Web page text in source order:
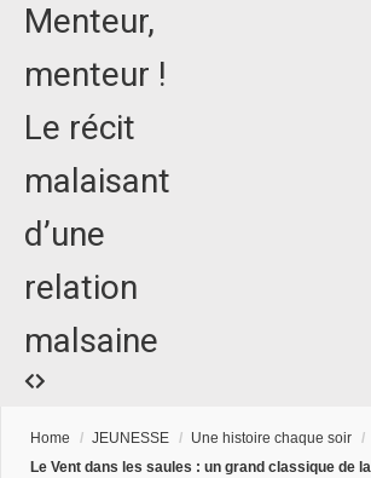
Menteur,
menteur !
Le récit
malaisant
d’une
relation
malsaine
Home / JEUNESSE / Une histoire chaque soir /
Le Vent dans les saules : un grand classique de